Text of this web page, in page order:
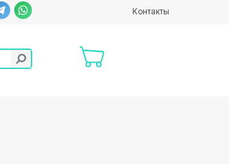
Контакты